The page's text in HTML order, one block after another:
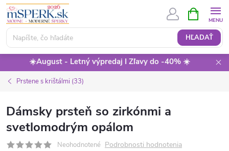
Prejsť
obsah
HĽADAŤ
KOŠÍK
☀️August - Letný výpredaj I Zľavy do -40% ☀️
Prstene s krištálmi (33)
Dámsky prsteň so zirkónmi a
svetlomodrým opálom
Neohodnotené Podrobnosti hodnotenia